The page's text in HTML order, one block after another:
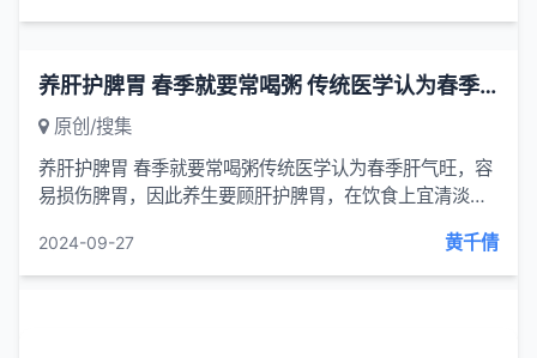
养肝护脾胃 春季就要常喝粥 传统医学认为春季肝气旺
原创/搜集
养肝护脾胃 春季就要常喝粥传统医学认为春季肝气旺，容
易损伤脾胃，因此养生要顾肝护脾胃，在饮食上宜清淡，
用的药粥如下。(1)芹菜粥:取大米250克，加适量清...
2024-09-27 黄千倩